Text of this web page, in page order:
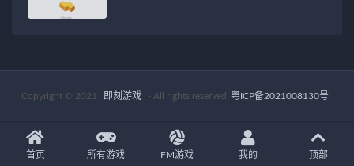
Copyright © 2021 即刻游戏 - All rights reserved 粤ICP备2021008130号
首页 所有游戏 FM游戏 我的 顶部